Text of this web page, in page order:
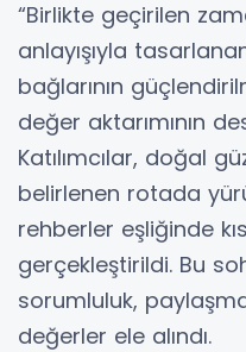
“Birlikte geçirilen
anlayışıyla
bağlarının
değer aktarımının
Katılımcılar, doğal
belirlenen rotada
rehberler eşliğinde
gerçekleştirildi. Bu
sorumluluk,
değerler ele alındı.